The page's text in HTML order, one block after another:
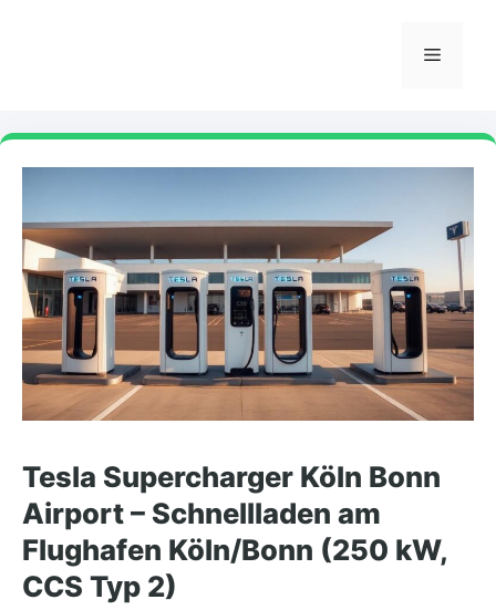
Menu
Tesla Supercharger Köln Bonn
Airport – Schnellladen am
Flughafen Köln/Bonn (250 kW,
CCS Typ 2)